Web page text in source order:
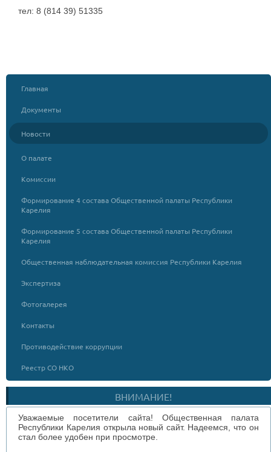
тел: 8 (814 39) 51335
Главная
Документы
Новости
О палате
Комиссии
Формирование 4 состава Общественной палаты Республики
Карелия
Формирование 5 состава Общественной палаты Республики
Карелия
Общественная наблюдательная комиссия Республики Карелия
Экспертиза
Фотогалерея
Контакты
Противодействие коррупции
Реестр СО НКО
ВНИМАНИЕ!
Уважаемые посетители сайта! Общественная палата
Республики Карелия открыла новый сайт. Надеемся, что он
стал более удобен при просмотре.